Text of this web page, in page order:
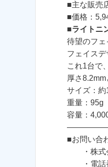
■主な販売
■価格：
■ライトニ
待望のフ
フェイス
これ1台で
厚さ
サイズ：
重量：95g
容量：
■お問い合
・株式
・電話番